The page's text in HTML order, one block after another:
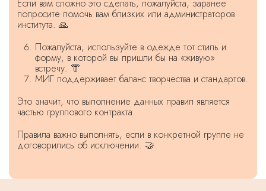
Если вам сложно это сделать, пожалуйста, заранее
попросите помочь вам близких или администраторов
института. 🙏
Пожалуйста, используйте в одежде тот стиль и
форму, в которой вы пришли бы на «живую»
встречу. 👘
МИГ поддерживает баланс творчества и стандартов.
Это значит, что выполнение данных правил является
частью группового контракта.
Правила важно выполнять, если в конкретной группе не
договорились об исключении. 🤝